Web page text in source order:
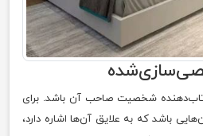
شخصیت صاحب آن باشد. برای
باشد که به علایق آن‌ها اشاره دارد،